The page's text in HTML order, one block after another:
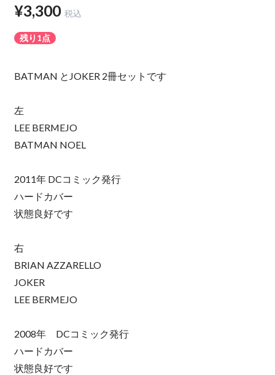
¥3,300 税込
残り1点
BATMAN とJOKER 2冊セットです
左
LEE BERMEJO
BATMAN NOEL
2011年 DCコミック発行
ハードカバー
状態良好です
右
BRIAN AZZARELLO
JOKER
LEE BERMEJO
2008年 DCコミック発行
ハードカバー
状態良好です